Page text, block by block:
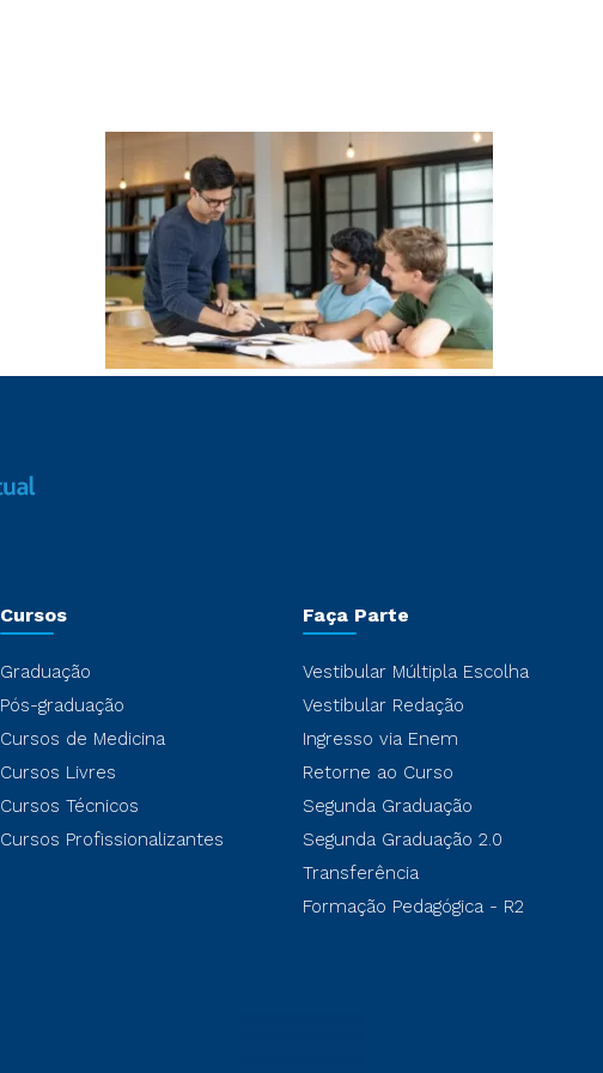
Cursos
Graduação
Pós-graduação
Cursos de Medicina
Cursos Livres
Cursos Técnicos
Cursos Profissionalizantes
Faça Parte
Vestibular Múltipla Escolha
Vestibular Redação
Ingresso via Enem
Retorne ao Curso
Segunda Graduação
Segunda Graduação 2.0
Transferência
Formação Pedagógica - R2